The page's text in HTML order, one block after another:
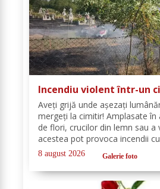
Incendiu violent într-un
Aveți grijă unde așezați
mergeți la cimitir! Amplasate
de flori, crucilor din lemn sau a
acestea pot provoca incendii
astfel de eveniment s-a produs
localitatea Ichimeni, comuna...
8 august 2026 Galerie foto